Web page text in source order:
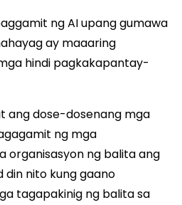
ng AI upang gumawa
ay maaaring
hindi pagkakapantay-
ang dose-dosenang mga
ng mga
organisasyon ng balita ang
din nito kung gaano
tagapakinig ng balita sa